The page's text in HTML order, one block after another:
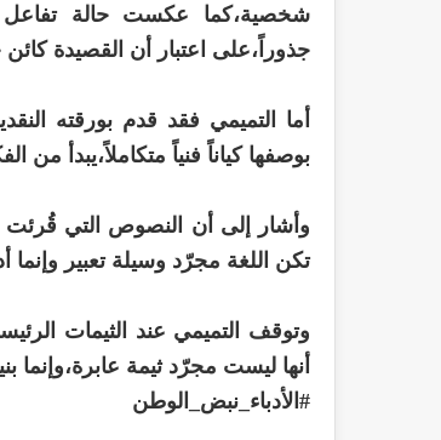
شخصية،كما عكست حالة تفاعل
جذوراً،على اعتبار أن القصيدة
أما التميمي فقد قدم بورقته
بوصفها كياناً فنياً متكاملاً،يبدأ من
وأشار إلى أن النصوص التي
تكن اللغة مجرّد وسيلة تعبير وإنما
وتوقف التميمي عند الثيمات
أنها ليست مجرّد ثيمة عابرة،وإنما
#الأدباء_نبض_الوطن